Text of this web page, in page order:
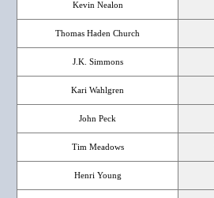
Kevin Nealon
Thomas Haden Church
J.K. Simmons
Kari Wahlgren
John Peck
Tim Meadows
Henri Young